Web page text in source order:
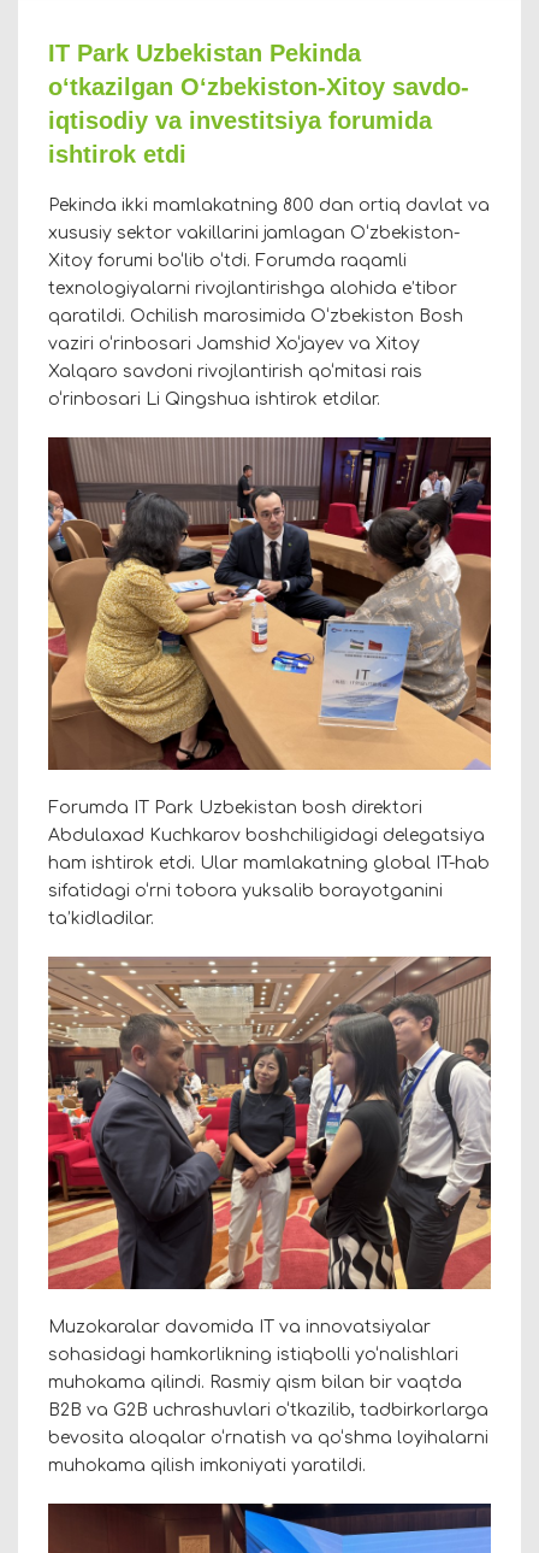
IT Park Uzbekistan Pekinda
o‘tkazilgan O‘zbekiston-Xitoy savdo-
iqtisodiy va investitsiya forumida
ishtirok etdi
Pekinda ikki mamlakatning 800 dan ortiq davlat va
xususiy sektor vakillarini jamlagan O‘zbekiston-
Xitoy forumi bo‘lib o‘tdi. Forumda raqamli
texnologiyalarni rivojlantirishga alohida e’tibor
qaratildi. Ochilish marosimida O‘zbekiston Bosh
vaziri o‘rinbosari Jamshid Xo‘jayev va Xitoy
Xalqaro savdoni rivojlantirish qo‘mitasi rais
o‘rinbosari Li Qingshua ishtirok etdilar.
Forumda IT Park Uzbekistan bosh direktori
Abdulaxad Kuchkarov boshchiligidagi delegatsiya
ham ishtirok etdi. Ular mamlakatning global IT-hab
sifatidagi o‘rni tobora yuksalib borayotganini
ta’kidladilar.
Muzokaralar davomida IT va innovatsiyalar
sohasidagi hamkorlikning istiqbolli yo‘nalishlari
muhokama qilindi. Rasmiy qism bilan bir vaqtda
B2B va G2B uchrashuvlari o‘tkazilib, tadbirkorlarga
bevosita aloqalar o‘rnatish va qo‘shma loyihalarni
muhokama qilish imkoniyati yaratildi.